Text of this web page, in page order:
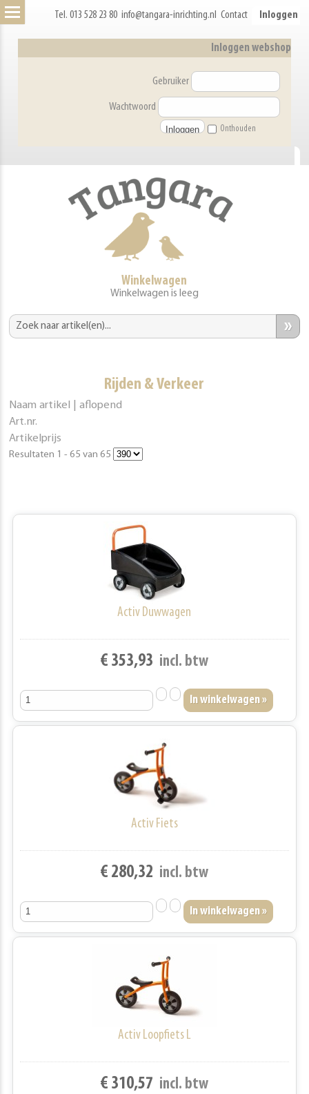
Tel. 013 528 23 80 info@tangara-inrichting.nl Contact Inloggen
Inloggen webshop
Gebruiker
Wachtwoord
Onthouden
Winkelwagen
Winkelwagen is leeg
»
Rijden & Verkeer
Naam artikel | aflopend
Art.nr.
Artikelprijs
Resultaten 1 - 65 van 65
Activ Duwwagen
€ 353,93 incl. btw
Activ Fiets
€ 280,32 incl. btw
Activ Loopfiets L
€ 310,57 incl. btw